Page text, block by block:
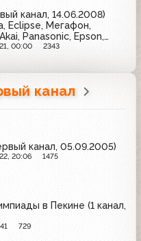
канал, 14.06.2008)
Eclipse, Мегафон,
Panasonic, Epson,
00:00 2343
канал
канал, 05.09.2005)
20:06 1475
в Пекине (1 канал,
729